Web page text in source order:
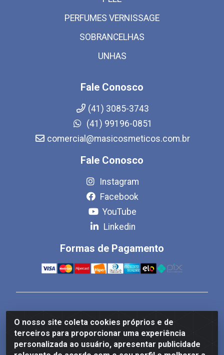
O nosso site coleta cookies próprios e de
terceiros para proporcionar uma experiência
personalizada ao usuário, apresentar publicidade
PERFUMES VERNISSAGE
SOBRANCELHAS
UNHAS
Fale Conosco
(41) 3085-3743
(41) 99196-0851
comercial@masicosmeticos.com.br
Fale Conosco
Instagram
Facebook
YouTube
Linkedin
Formas de Pagamento
MCS Distribuidora de Cosméticos
Rua Bom Jesus de Iguape, 1409 - Hauer, Curitiba/PR -
CNPJ 86.825.155/0001-82